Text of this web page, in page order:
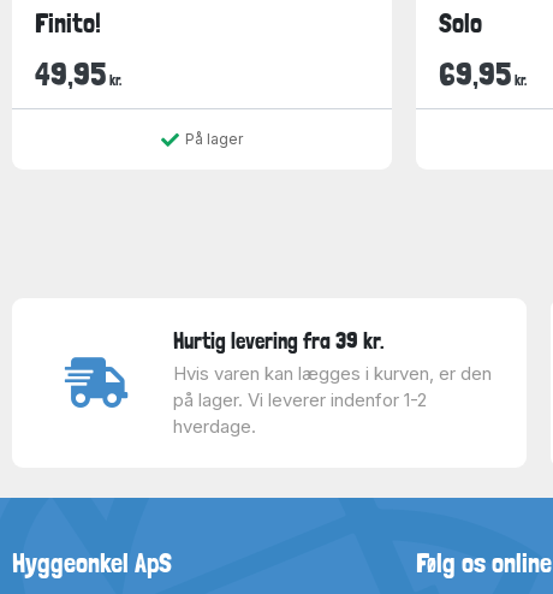
Finito!
49,95 kr.
På lager
Solo
69,95 kr.
Hurtig levering fra 39 kr.
Hvis varen kan lægges i kurven, er den
på lager. Vi leverer indenfor 1-2
hverdage.
Hyggeonkel ApS Følg os online